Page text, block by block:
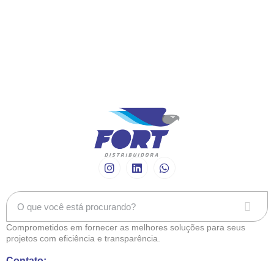
Comprometidos em fornecer as melhores soluções para seus
projetos com eficiência e transparência.